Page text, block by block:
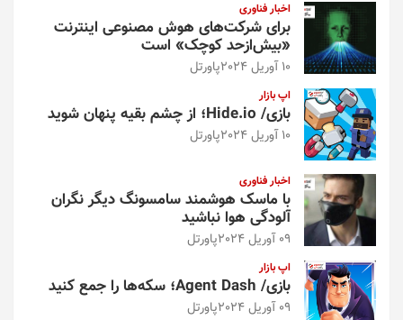
اخبار فناوری
برای شرکت‌های هوش مصنوعی اینترنت
«بیش‌از‌حد کوچک» است
10 آوریل 2024 پاورتل
اپ بازار
بازی/ Hide.io؛ از چشم بقیه پنهان شوید
10 آوریل 2024 پاورتل
اخبار فناوری
با ماسک هوشمند سامسونگ دیگر نگران
آلودگی هوا نباشید
09 آوریل 2024 پاورتل
اپ بازار
بازی/ Agent Dash؛ سکه‌ها را جمع کنید
09 آوریل 2024 پاورتل